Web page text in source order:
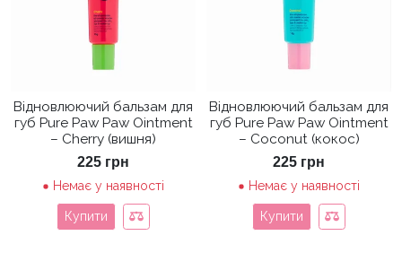
Відновлюючий бальзам для
губ Pure Paw Paw Ointment
– Cherry (вишня)
225 грн
Немає у наявності
Купити
Відновлюючий бальзам для
губ Pure Paw Paw Ointment
– Coconut (кокос)
225 грн
Немає у наявності
Купити